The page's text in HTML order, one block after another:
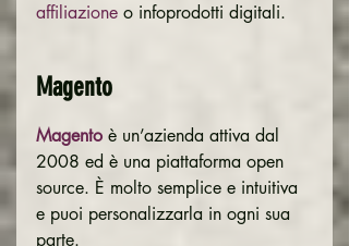
affiliazione o infoprodotti digitali.
Magento
Magento è un’azienda attiva dal
2008 ed è una piattaforma open
source. È molto semplice e intuitiva
e puoi personalizzarla in ogni sua
parte.